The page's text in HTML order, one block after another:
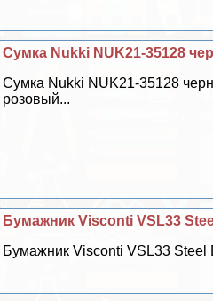
Сумка Nukki NUK21-35128
Сумка Nukki NUK21-35128
розовый...
Бумажник Visconti VSL33
Бумажник Visconti VSL33 Steel